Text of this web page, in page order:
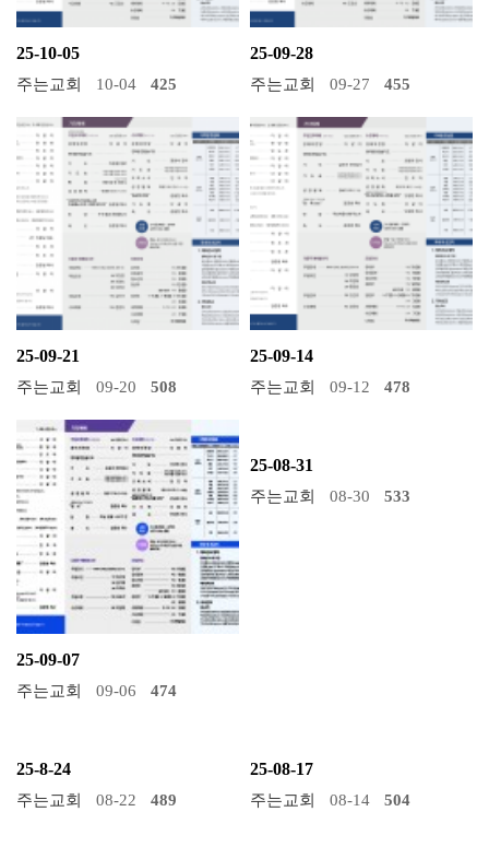
25-10-05
주는교회 10-04 425
25-09-28
주는교회 09-27 455
25-09-21
주는교회 09-20 508
25-09-14
주는교회 09-12 478
25-09-07
주는교회 09-06 474
25-08-31
주는교회 08-30 533
25-8-24
주는교회 08-22 489
25-08-17
주는교회 08-14 504